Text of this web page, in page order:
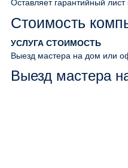
Оставляет гарантийный
Стоимость
УСЛУГА СТОИМОСТЬ
Выезд мастера на дом или
Выезд мастера